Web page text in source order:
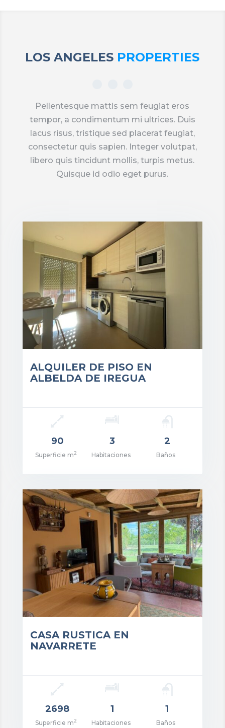
LOS ANGELES PROPERTIES
Pellentesque mattis sem feugiat eros
tempor, a condimentum mi ultrices. Duis
lacus risus, tristique sed placerat feugiat,
consectetur quis sapien. Integer volutpat,
libero quis tincidunt mollis, turpis metus.
Quisque id odio eget purus.
598€
ALQUILER DE PISO EN
ALBELDA DE IREGUA
90
Superficie m2
3
Habitaciones
2
Baños
CASA RUSTICA EN
NAVARRETE
2698
Superficie m2
1
Habitaciones
1
Baños